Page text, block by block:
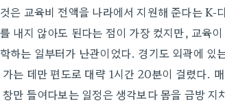
은 교육비 전액을 나라에서 지원해 준다는
내지 않아도 된다는 점이 가장 컸지만, 교육
하는 일부터가 난관이었다. 경기도 외곽에 있
는 데만 편도로 대략 1시간 20분이 걸렸다.
만 들여다보는 일정은 생각보다 몸을 금방